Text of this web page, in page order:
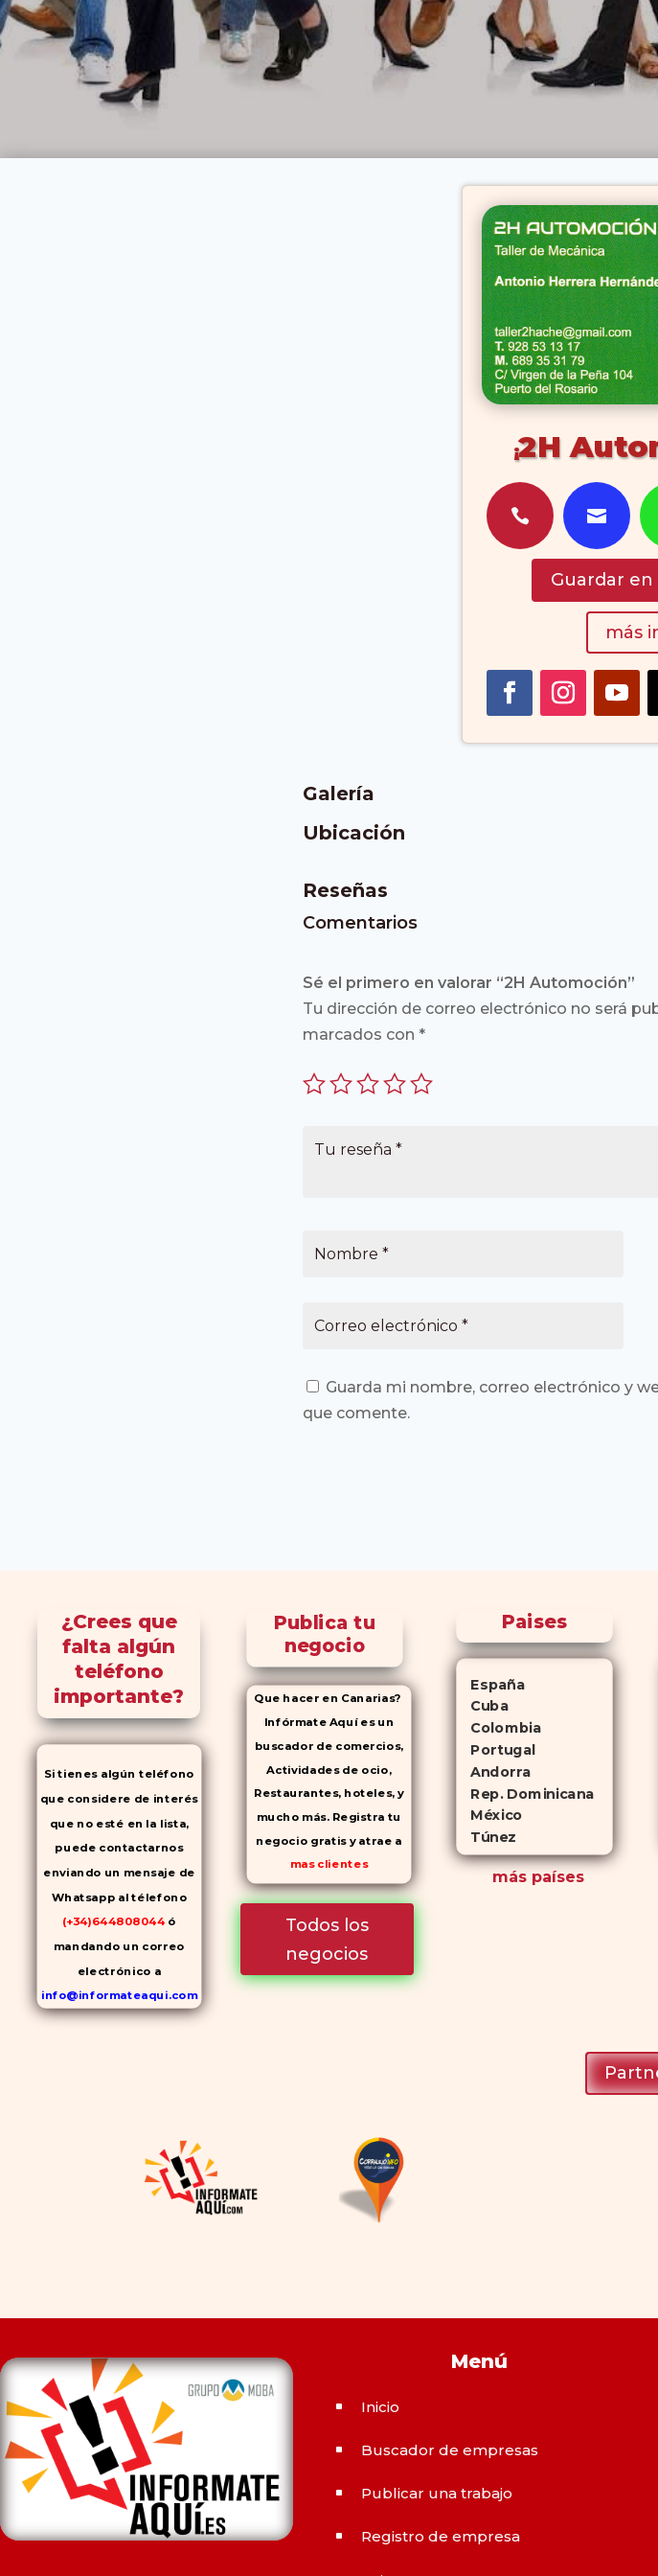
2H
 
Guardar
más
Galería
Ubicación
Reseñas
Comentarios
Sé el primero en valorar “2H Automoción”
Tu dirección de correo electrónico no será
marcados con*
Guarda mi nombre, correo electrónico y
que comente.
¿Crees que
falta algún
teléfono
importante?
Si tienes algún teléfono
que considere de interés
que no esté en la lista,
puede contactarnos
enviando un mensaje de
Whatsapp al télefono
(+34)644808044 ó
mandando un correo
electrónico a
info@informateaqui.com
Mientras que antes la
permitido la producción de
alternativas genéricas tanto
En su mayor parte, ambos
medicamentos funcionan de
la misma manera y tienen
perfiles de efectos
secundarios similares. ¿La
principal diferencia? El
comprar Cialisejerce
sus efectos hasta 4 veces
Publica tu
negocio
Que hacer en Canarias?
Infórmate Aquí es un
buscador de comercios,
Actividades de ocio,
Restaurantes, hoteles, y
mucho más. Registra tu
negocio gratis y atrae a
mas clientes
Todos los
negocios
Paises
España
Cuba
Colombia
Portugal
Andorra
Rep. Dominicana
México
Túnez
más países
Menú
^ Inicio
^ Buscador de empresas
^ Publicar una trabajo
^ Registro de empresa